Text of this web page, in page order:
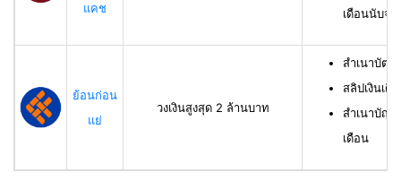
แคช เดือนนับจ
ย้อนก่อน
แย่
วงเงินสูงสุด 2 ล้านบาท
สำเนาบัต
สลิปเงินเดื
สำเนาบัญชี
เดือน